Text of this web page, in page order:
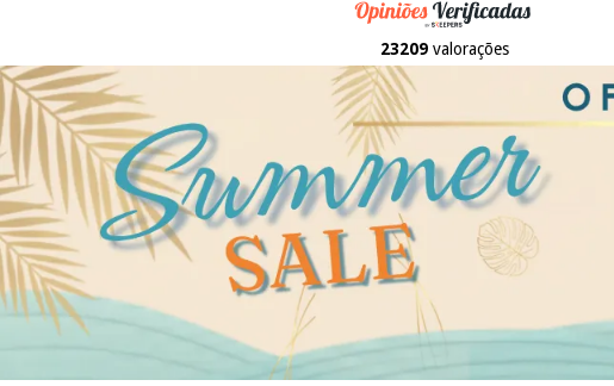
23209valorações